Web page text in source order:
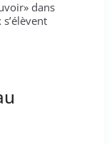
dans